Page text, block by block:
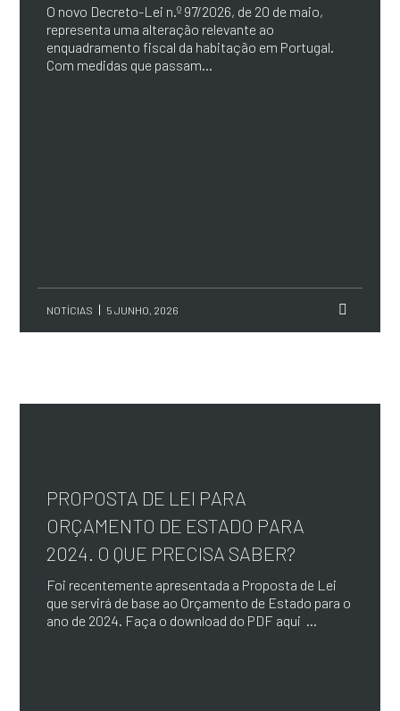
O novo Decreto-Lei n.º 97/2026, de 20 de maio,
representa uma alteração relevante ao
enquadramento fiscal da habitação em Portugal.
Com medidas que passam...
NOTÍCIAS 5 JUNHO, 2026
PROPOSTA DE LEI PARA
ORÇAMENTO DE ESTADO PARA
2024. O QUE PRECISA SABER?
Foi recentemente apresentada a Proposta de Lei
que servirá de base ao Orçamento de Estado para o
ano de 2024. Faça o download do PDF aqui ...